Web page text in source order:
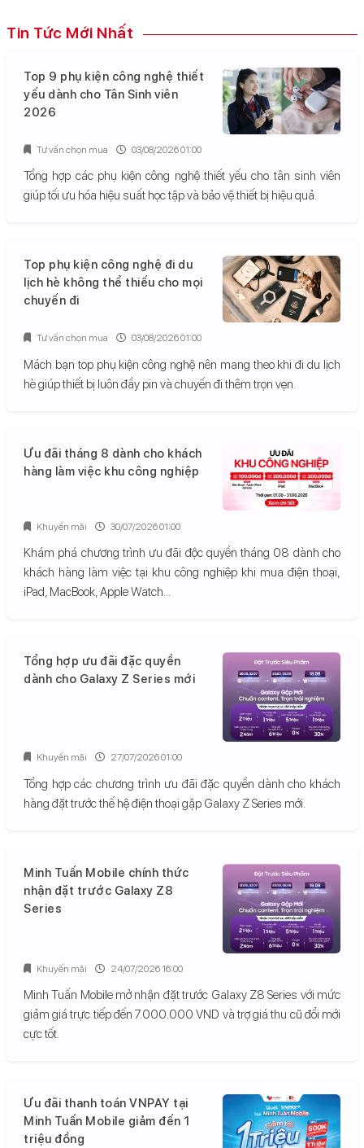
Tin Tức Mới Nhất
Top 9 phụ kiện công nghệ thiết
yếu dành cho Tân Sinh viên
2026
Tổng hợp các phụ kiện công nghệ thiết yếu cho tân sinh viên
giúp tối ưu hóa hiệu suất học tập và bảo vệ thiết bị hiệu quả.
Tư vấn chọn mua 03/08/2026 01:00
Top phụ kiện công nghệ đi du
lịch hè không thể thiếu cho mọi
chuyến đi
Mách bạn top phụ kiện công nghệ nên mang theo khi đi du lịch
hè giúp thiết bị luôn đầy pin và chuyến đi thêm trọn vẹn.
Tư vấn chọn mua 03/08/2026 01:00
Ưu đãi tháng 8 dành cho khách
hàng làm việc khu công nghiệp
Khám phá chương trình ưu đãi độc quyền tháng 08 dành cho
khách hàng làm việc tại khu công nghiệp khi mua điện thoại,
iPad, MacBook, Apple Watch...
Khuyến mãi 30/07/2026 01:00
Tổng hợp ưu đãi đặc quyền
dành cho Galaxy Z Series mới
Tổng hợp các chương trình ưu đãi đặc quyền dành cho khách
hàng đặt trước thế hệ điện thoại gập Galaxy Z Series mới.
Khuyến mãi 27/07/2026 01:00
Minh Tuấn Mobile chính thức
nhận đặt trước Galaxy Z8
Series
Minh Tuấn Mobile mở nhận đặt trước Galaxy Z8 Series với mức
giảm giá trực tiếp đến 7.000.000 VND và trợ giá thu cũ đổi mới
cực tốt.
Khuyến mãi 24/07/2026 16:00
Ưu đãi thanh toán VNPAY tại
Minh Tuấn Mobile giảm đến 1
triệu đồng